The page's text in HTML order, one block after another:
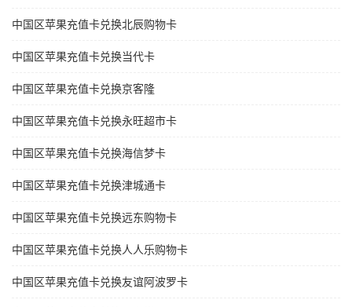
中国区苹果充值卡兑换北辰购物卡
中国区苹果充值卡兑换当代卡
中国区苹果充值卡兑换京客隆
中国区苹果充值卡兑换永旺超市卡
中国区苹果充值卡兑换海信梦卡
中国区苹果充值卡兑换津城通卡
中国区苹果充值卡兑换远东购物卡
中国区苹果充值卡兑换人人乐购物卡
中国区苹果充值卡兑换友谊阿波罗卡